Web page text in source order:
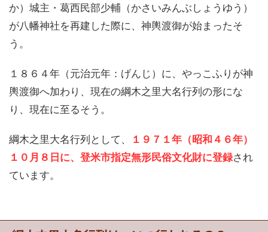
か）城主・葛西民部少輔（かさいみんぶしょうゆう）
が八幡神社を再建した際に、神輿渡御が始まったそ
う。
１８６４年（元治元年：げんじ）に、やっこふりが神
輿渡御へ加わり、現在の綱木之里大名行列の形にな
り、現在に至るそう。
綱木之里大名行列として、
１９７１年（昭和４６年）
１０月８日に、登米市指定無形民俗文化財に登録され
ています。